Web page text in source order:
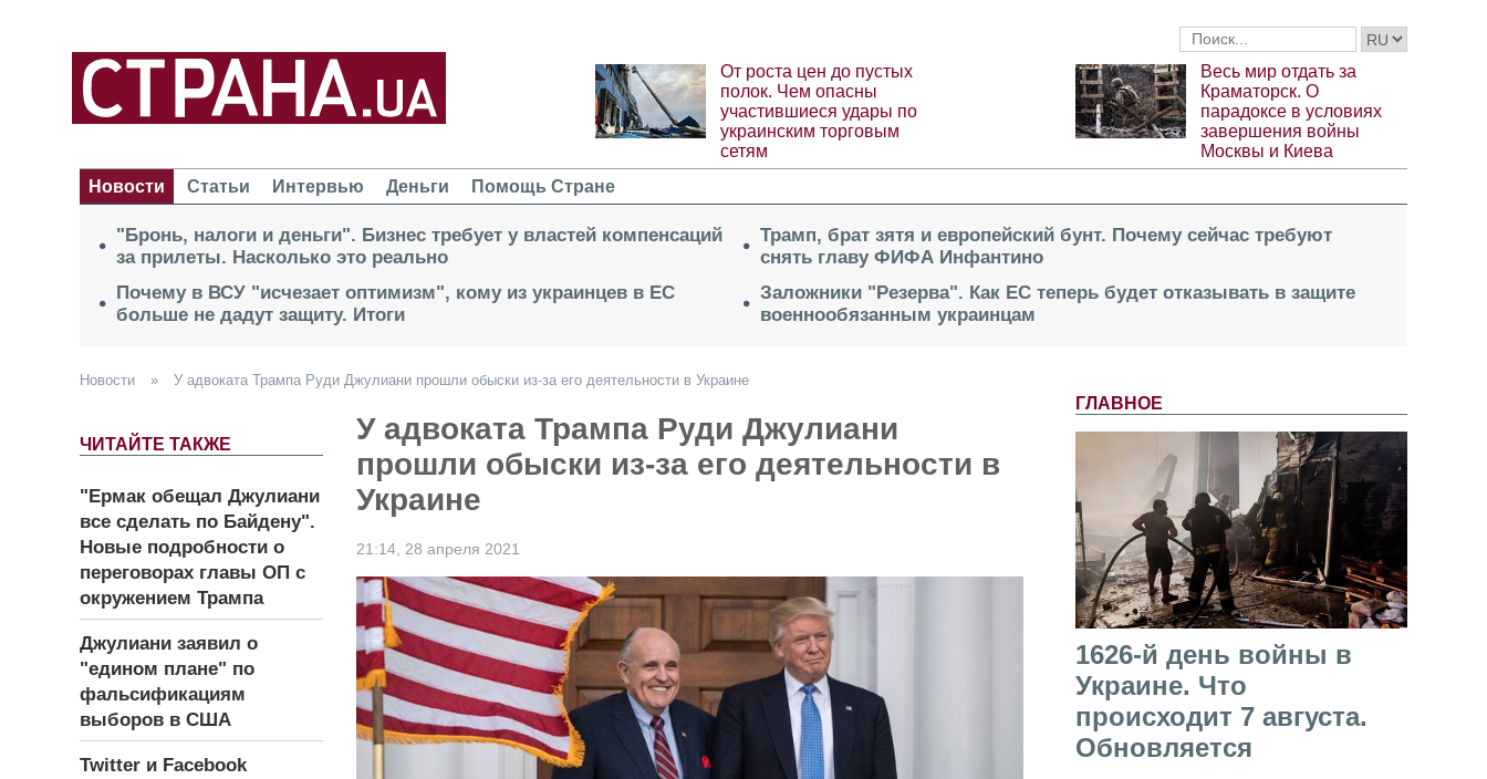
От роста цен до пустых
полок. Чем опасны
участившиеся удары по
украинским торговым
сетям
Весь мир отдать за
Краматорск. О
парадоксе в условиях
завершения войны
Москвы и Киева
Новости
Статьи Интервью Деньги Помощь Стране
"Бронь, налоги и деньги". Бизнес требует у властей компенсаций
за прилеты. Насколько это реально
Почему в ВСУ "исчезает оптимизм", кому из украинцев в ЕС
больше не дадут защиту. Итоги
Трамп, брат зятя и европейский бунт. Почему сейчас требуют
снять главу ФИФА Инфантино
Заложники "Резерва". Как ЕС теперь будет отказывать в защите
военнообязанным украинцам
ГЛАВНОЕ
1626-й день войны в
Украине. Что
происходит 7 августа.
Обновляется
Новости » У адвоката Трампа Руди Джулиани прошли обыски из-за его деятельности в Украине
ЧИТАЙТЕ ТАКЖЕ
"Ермак обещал Джулиани
все сделать по Байдену".
Новые подробности о
переговорах главы ОП с
окружением Трампа
Джулиани заявил о
"едином плане" по
фальсификациям
выборов в США
Twitter и Facebook
У адвоката Трампа Руди Джулиани
прошли обыски из-за его деятельности в
Украине
21:14, 28 апреля 2021